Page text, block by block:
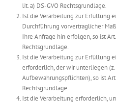
lit. a) DS-GVO Rechtsgrundlage.
Ist die Verarbeitung zur Erfüllung
Durchführung vorvertraglicher
Ihre Anfrage hin erfolgen, so ist
Rechtsgrundlage.
Ist die Verarbeitung zur Erfüllung
erforderlich, der wir unterliegen
Aufbewahrungspflichten), so ist
Rechtsgrundlage.
Ist die Verarbeitung erforderlich,